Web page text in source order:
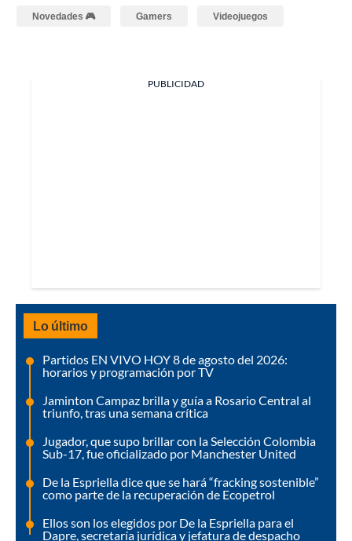
Novedades 🎮 Gamers Videojuegos
PUBLICIDAD
Lo último
Partidos EN VIVO HOY 8 de agosto del 2026:
horarios y programación por TV
Jaminton Campaz brilla y guía a Rosario Central al
triunfo, tras una semana crítica
Jugador, que supo brillar con la Selección Colombia
Sub-17, fue oficializado por Manchester United
De la Espriella dice que se hará “fracking sostenible”
como parte de la recuperación de Ecopetrol
Ellos son los elegidos por De la Espriella para el
Dapre, secretaría jurídica y jefatura de despacho